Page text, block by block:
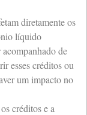
diretamente os
líquido
de
esses créditos ou
um impacto no
créditos e a